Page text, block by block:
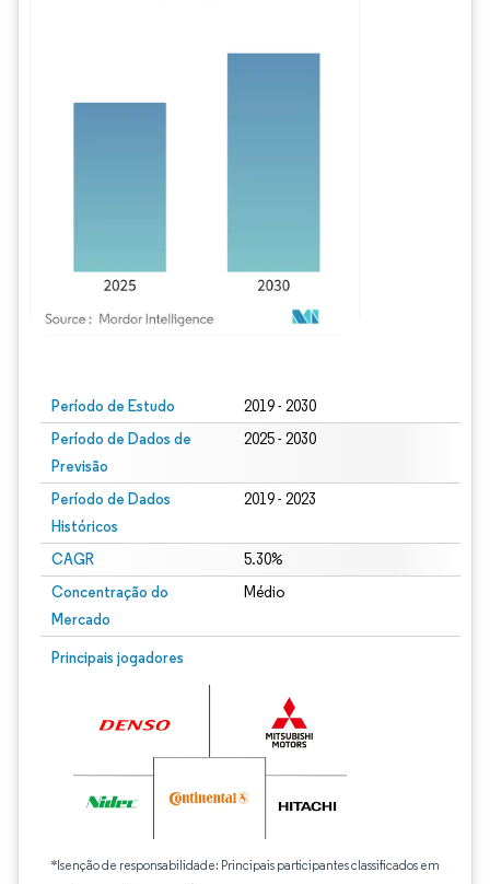
Período de Estudo 2019 - 2030
Período de Dados de
Previsão
2025 - 2030
Período de Dados
Históricos
2019 - 2023
CAGR 5.30%
Concentração do
Mercado
Médio
Principais jogadores
*Isenção de responsabilidade: Principais participantes classificados em